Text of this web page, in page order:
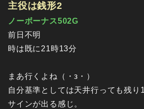
主役は銭形2
ノーボーナス502G
前日不明
時は既に21時13分
まあ行くよね（・з・）
自分基準としては天井行っても残り
サインが出る感じ。